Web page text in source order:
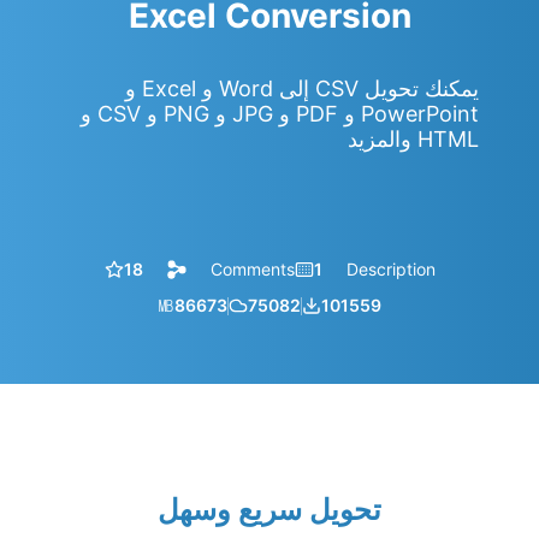
Excel Conversion
يمكنك تحويل CSV إلى Word و Excel و
PowerPoint و PDF و JPG و PNG و CSV و
HTML والمزيد
Description
1
Comments
18
101559
75082
86673
㎆︎
تحويل سريع وسهل